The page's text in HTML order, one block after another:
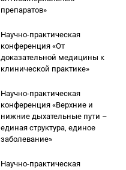
препаратов»
Научно-практическая
конференция «От
доказательной медицины к
клинической практике»
Научно-практическая
конференция «Верхние и
нижние дыхательные пути –
единая структура, единое
заболевание»
Научно-практическая